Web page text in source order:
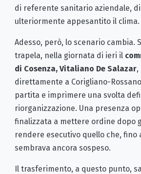
di referente sanitario aziendale,
ulteriormente appesantito il clima.
Adesso, però, lo scenario cambia.
trapela, nella giornata di ieri il
di Cosenza, Vitaliano De Salazar,
direttamente a Corigliano-
partita e imprimere una svolta
riorganizzazione. Una presenza
finalizzata a mettere ordine dopo
rendere esecutivo quello che, fino
sembrava ancora sospeso.
Il trasferimento, a questo punto,